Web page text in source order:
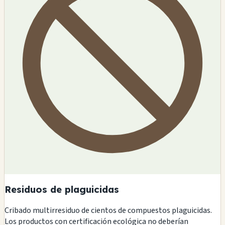
Residuos de plaguicidas
Cribado multirresiduo de cientos de compuestos plaguicidas.
Los productos con certificación ecológica no deberían